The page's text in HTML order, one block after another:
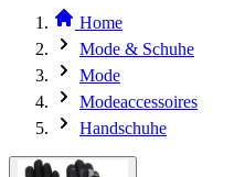
Home
Mode & Schuhe
Mode
Modeaccessoires
Handschuhe